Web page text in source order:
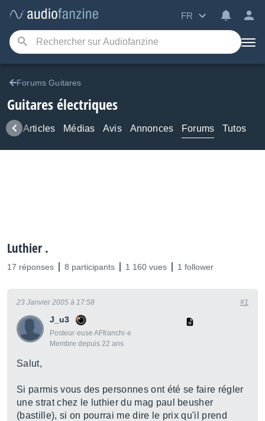
FR
Forums Guitares
Guitares électriques
Articles Médias Avis Annonces Forums Tutos
Luthier .
17 réponses 8 participants 1 160 vues 1 follower
J_u3
Posteur·euse AFfranchi·e
Membre depuis 22 ans
23 Janvier 2005 à 17:58 #1
Salut,
Si parmis vous des personnes ont été se faire régler
une strat chez le luthier du mag paul beusher
(bastille), si on pourrai me dire le prix qu'il prend